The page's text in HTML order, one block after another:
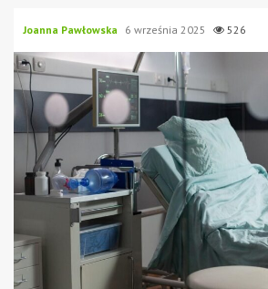
Joanna Pawłowska 6 września 2025 526